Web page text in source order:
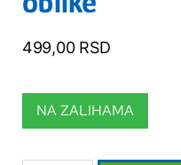
499,00 RSD
NA ZALIHAMA